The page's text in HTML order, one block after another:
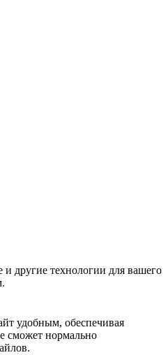
другие технологии для вашего
удобным, обеспечивая
сможет нормально